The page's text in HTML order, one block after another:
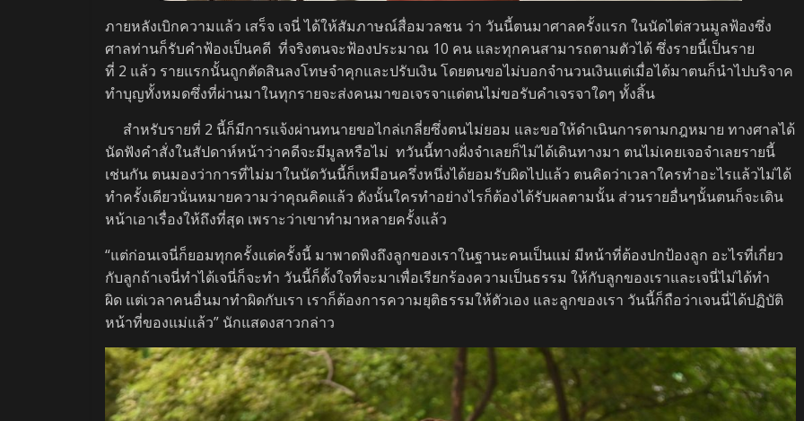
ภายหลังเบิกความแล้ว เสร็จ เจนี่ ได้ให้สัมภาษณ์สื่อมวลชน ว่า วันนี้ตนมาศาลครั้งแรก ในนัดไต่สวนมูลฟ้องซึ่ง
ศาลท่านก็รับคำฟ้องเป็นคดี ที่จริงตนจะฟ้องประมาณ 10 คน และทุกคนสามารถตามตัวได้ ซึ่งรายนี้เป็นราย
ที่ 2 แล้ว รายแรกนั้นถูกตัดสินลงโทษจำคุกและปรับเงิน โดยตนขอไม่บอกจำนวนเงินแต่เมื่อได้มาตนก็นำไปบริจาค
ทำบุญทั้งหมดซึ่งที่ผ่านมาในทุกรายจะส่งคนมาขอเจรจาแต่ตนไม่ขอรับคำเจรจาใดๆ ทั้งสิ้น
สำหรับรายที่ 2 นี้ก็มีการแจ้งผ่านทนายขอไกล่เกลี่ยซึ่งตนไม่ยอม และขอให้ดำเนินการตามกฎหมาย ทางศาลได้
นัดฟังคำสั่งในสัปดาห์หน้าว่าคดีจะมีมูลหรือไม่ ทวันนี้ทางฝั่งจำเลยก็ไม่ได้เดินทางมา ตนไม่เคยเจอจำเลยรายนี้
เช่นกัน ตนมองว่าการที่ไม่มาในนัดวันนี้ก็เหมือนครึ่งหนึ่งได้ยอมรับผิดไปแล้ว ตนคิดว่าเวลาใครทำอะไรแล้วไม่ได้
ทำครั้งเดียวนั่นหมายความว่าคุณคิดแล้ว ดังนั้นใครทำอย่างไรก็ต้องได้รับผลตามนั้น ส่วนรายอื่นๆนั้นตนก็จะเดิน
หน้าเอาเรื่องให้ถึงที่สุด เพราะว่าเขาทำมาหลายครั้งแล้ว
“แต่ก่อนเจนี่ก็ยอมทุกครั้งแต่ครั้งนี้ มาพาดพิงถึงลูกของเราในฐานะคนเป็นแม่ มีหน้าที่ต้องปกป้องลูก อะไรที่เกี่ยว
กับลูกถ้าเจนี่ทำได้เจนี่ก็จะทำ วันนี้ก็ตั้งใจที่จะมาเพื่อเรียกร้องความเป็นธรรม ให้กับลูกของเราและเจนี่ไม่ได้ทำ
ผิด แต่เวลาคนอื่นมาทำผิดกับเรา เราก็ต้องการความยุติธรรมให้ตัวเอง และลูกของเรา วันนี้ก็ถือว่าเจนนี่ได้ปฏิบัติ
หน้าที่ของแม่แล้ว” นักแสดงสาวกล่าว